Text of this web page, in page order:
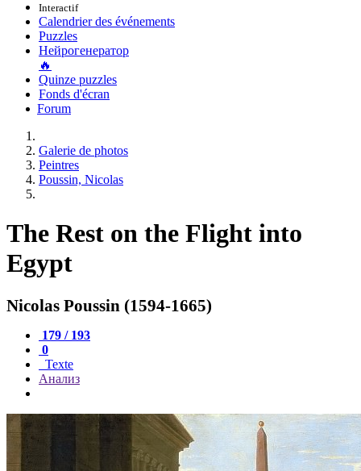
Interactif
Calendrier des événements
Puzzles
Нейрогенератор
🔥
Quinze puzzles
Fonds d'écran
Forum
Galerie de photos
Peintres
Poussin, Nicolas
The Rest on the Flight into
Egypt
Nicolas Poussin (1594-1665)
179 / 193
0
Texte
Анализ